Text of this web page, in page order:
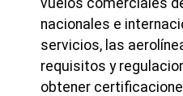
nacionales e
servicios, las
requisitos y
obtener